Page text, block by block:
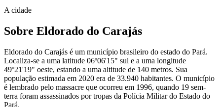
A cidade
Sobre Eldorado do Carajás
Eldorado do Carajás é um município brasileiro do estado do Pará.
Localiza-se a uma latitude 06º06'15" sul e a uma longitude
49º21'19" oeste, estando a uma altitude de 140 metros. Sua
população estimada em 2020 era de 33.940 habitantes. O município
é lembrado pelo massacre que ocorreu em 1996, quando 19 sem-
terra foram assassinados por tropas da Polícia Militar do Estado do
Pará.